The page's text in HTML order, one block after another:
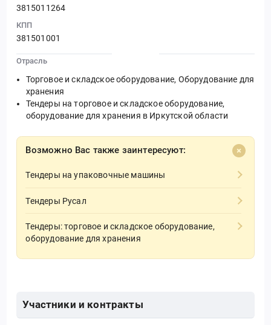
3815011264
КПП
381501001
Отрасль
Торговое и складское оборудование, Оборудование для
хранения
Тендеры на торговое и складское оборудование,
оборудование для хранения в Иркутской области
Возможно Вас также заинтересуют:
Тендеры на упаковочные машины
Тендеры Русал
Тендеры: торговое и складское оборудование,
оборудование для хранения
Участники и контракты